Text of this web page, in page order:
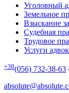
Уголовный
Земельное
Взыскание
Судебная
Трудовое
Услуги
+38(056) 732-38-63